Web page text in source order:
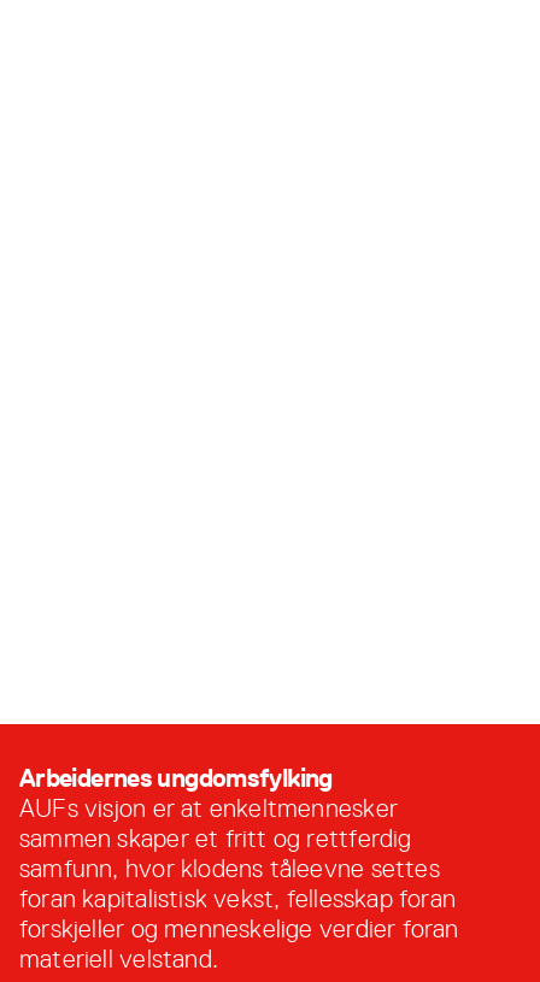
Arbeidernes ungdomsfylking
AUFs visjon er at enkeltmennesker
sammen skaper et fritt og rettferdig
samfunn, hvor klodens tåleevne settes
foran kapitalistisk vekst, fellesskap foran
forskjeller og menneskelige verdier foran
materiell velstand.